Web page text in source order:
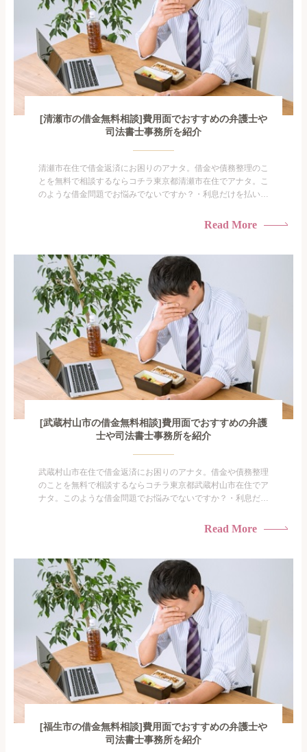
[清瀬市の借金無料相談]費用面でおすすめの弁護士や
司法書士事務所を紹介
清瀬市在住で借金返済にお困りのアナタ。借金や債務整理のこ
とを無料で相談するならコチラ東京都清瀬市在住でアナタ。こ
のような借金問題でお悩みでないですか？・利息だけを払い続
られたくない・借金の催促、取り立てで憂鬱になる。・闇金に
がありま...
Read More
[武蔵村山市の借金無料相談]費用面でおすすめの弁護
士や司法書士事務所を紹介
武蔵村山市在住で借金返済にお困りのアナタ。借金や債務整理
のことを無料で相談するならコチラ東京都武蔵村山市在住でア
ナタ。このような借金問題でお悩みでないですか？・利息だけ
家族に知られたくない・借金の催促、取り立てで憂鬱にな
探すにも限界...
Read More
[福生市の借金無料相談]費用面でおすすめの弁護士や
司法書士事務所を紹介